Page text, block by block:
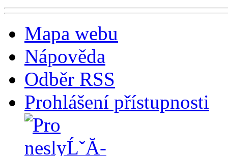
Mapa webu
Nápověda
Odběr RSS
Prohlášení přístupnosti